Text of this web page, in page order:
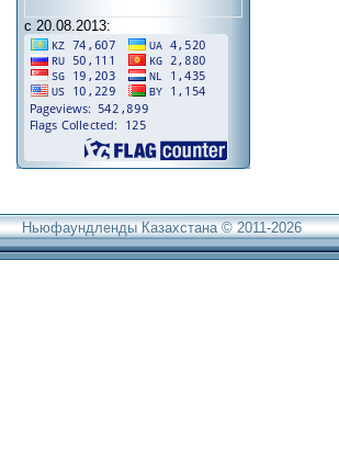
с 20.08.2013:
Ньюфаундленды Казахстана © 2011-2026